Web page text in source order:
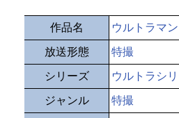
作品名 ウルトラマ
放送形態 特撮
シリーズ ウルトラシ
ジャンル 特撮